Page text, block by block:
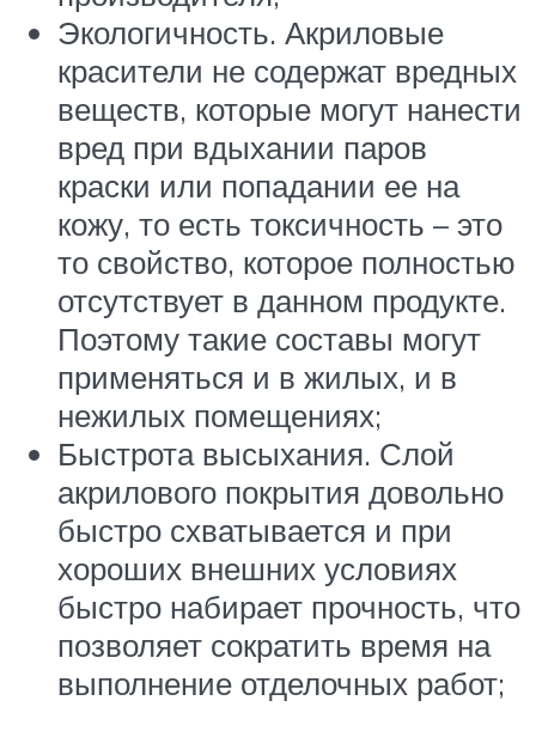
Экологичность. Акриловые
красители не содержат вредных
веществ, которые могут нанести
вред при вдыхании паров
краски или попадании ее на
кожу, то есть токсичность – это
то свойство, которое полностью
отсутствует в данном продукте.
Поэтому такие составы могут
применяться и в жилых, и в
нежилых помещениях;
Быстрота высыхания. Слой
акрилового покрытия довольно
быстро схватывается и при
хороших внешних условиях
быстро набирает прочность, что
позволяет сократить время на
выполнение отделочных работ;